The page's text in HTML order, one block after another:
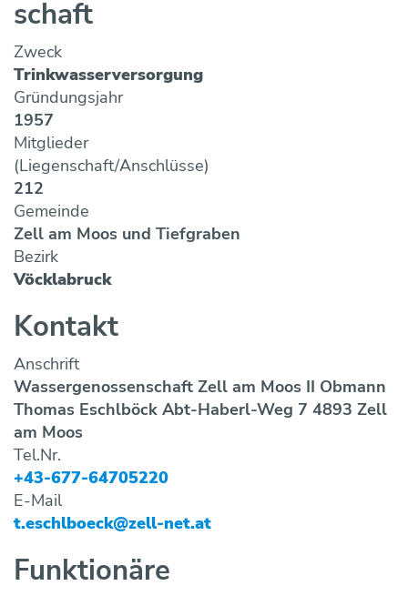
Regelwerke
Trinkwasserbar
Trinkwassernotversorgung
Trinkwasseruntersuchungsaktion
Versicherungen
Wahlergebnisse
Vorträge & Präsentationen
Fotos & Impressionen
Bildung ONLINE
Speicherung
Wasseraufbereitung
Reinigung
Wasserverlustanalyse und Leckortung
Wasserzähler
Fremdüberwachung von
Eigenüberwachung von
Projekte / Studien
EU-Angelegenheiten
Maulwurf- und Rohrlosdränung
Chronik
Team
schaft
Zweck
Trinkwasserversorgung
Gründungsjahr
1957
Mitglieder
(Liegenschaft/Anschlüsse)
212
Gemeinde
Zell am Moos und Tiefgraben
Bezirk
Vöcklabruck
Kontakt
Anschrift
Wassergenossenschaft Zell am Moos II Obmann
Thomas Eschlböck Abt-Haberl-Weg 7 4893 Zell
am Moos
Tel.Nr.
+43-677-64705220
E-Mail
t.eschlboeck@zell-net.at
Funktionäre